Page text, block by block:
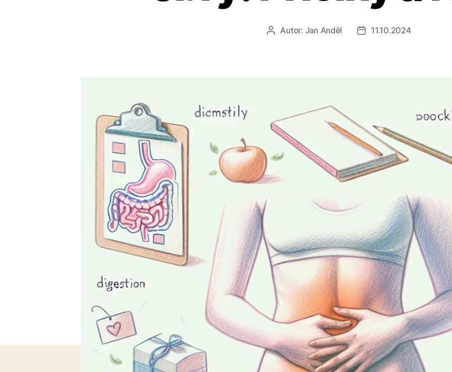
AutorAutor: Jan Anděl
Datum
11.10.2024